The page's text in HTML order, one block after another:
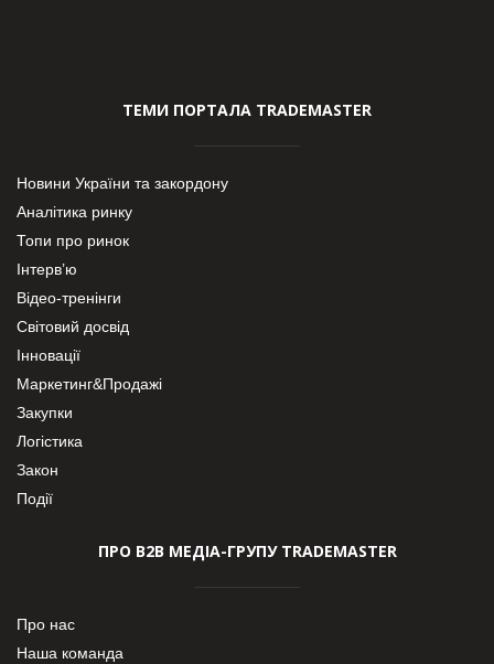
ТЕМИ ПОРТАЛА TRADEMASTER
Новини України та закордону
Аналітика ринку
Топи про ринок
Інтерв’ю
Відео-тренінги
Світовий досвід
Інновації
Маркетинг&Продажі
Закупки
Логістика
Закон
Події
ПРО В2В МЕДІА-ГРУПУ TRADEMASTER
Про нас
Наша команда